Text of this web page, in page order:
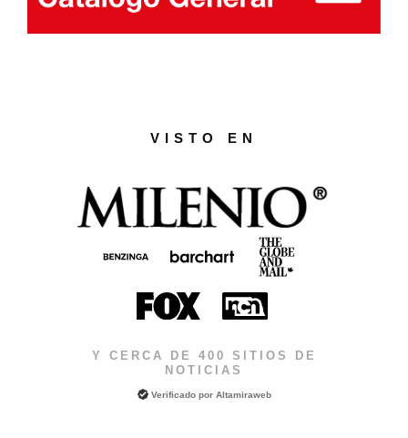
VISTO EN
Y CERCA DE 400 SITIOS DE
NOTICIAS
Verificado por Altamiraweb